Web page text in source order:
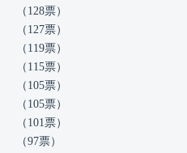
（128票）
（127票）
（119票）
（115票）
（105票）
（105票）
（101票）
（97票）